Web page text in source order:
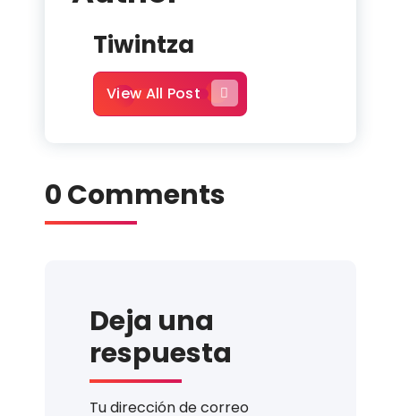
Tiwintza
View All Post
0 Comments
Deja una
respuesta
Tu dirección de correo